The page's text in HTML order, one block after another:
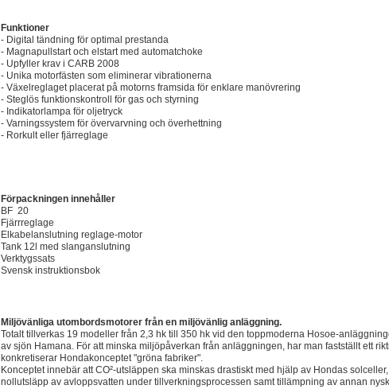
Funktioner
- Digital tändning för optimal prestanda
- Magnapullstart och elstart med automatchoke
- Upfyller krav i CARB 2008
- Unika motorfästen som eliminerar vibrationerna
- Växelreglaget placerat på motorns framsida för enklare manövrering
- Steglös funktionskontroll för gas och styrning
- Indikatorlampa för oljetryck
- Varningssystem för övervarvning och överhettning
- Rorkult eller fjärreglage
Förpackningen innehåller
BF 20
Fjärrreglage
Elkabelanslutning reglage-motor
Tank 12l med slanganslutning
Verktygssats
Svensk instruktionsbok
Miljövänliga utombordsmotorer från en miljövänlig anläggning.
Totalt tillverkas 19 modeller från 2,3 hk till 350 hk vid den toppmoderna Hosoe-
av sjön Hamana. För att minska miljöpåverkan från anläggningen, har man fastställt ett
konkretiserar Hondakonceptet "gröna fabriker".
Konceptet innebär att CO²-utsläppen ska minskas drastiskt med hjälp av Hondas
nollutsläpp av avloppsvatten under tillverkningsprocessen samt tillämpning av annan